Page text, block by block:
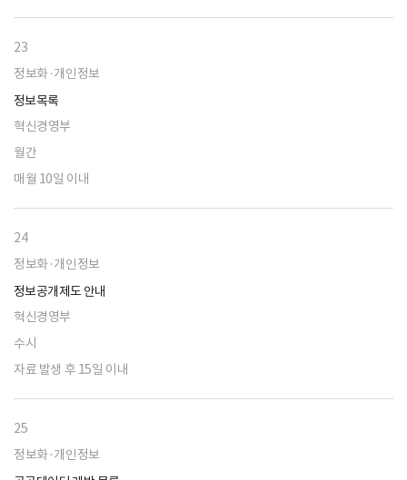
23
정보화·개인정보
정보목록
혁신경영부
월간
매월 10일 이내
24
정보화·개인정보
정보공개제도 안내
혁신경영부
수시
자료 발생 후 15일 이내
25
정보화·개인정보